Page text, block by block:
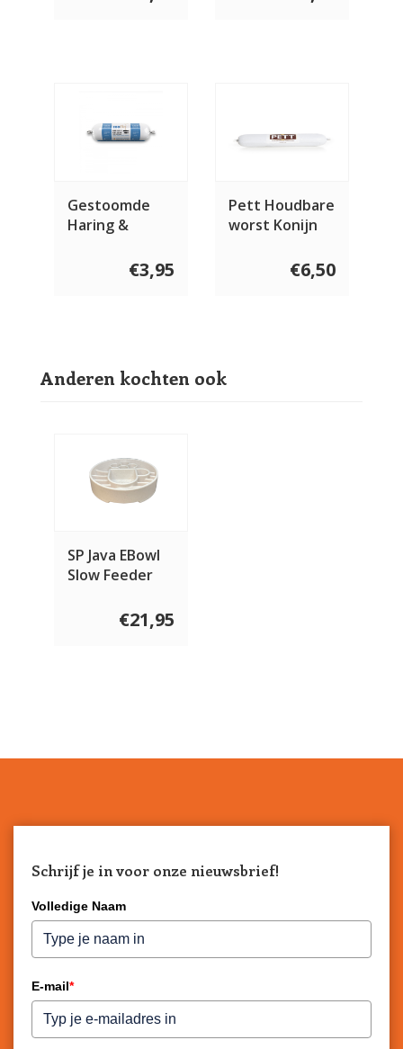
Gestoomde
Haring &
Compleet 600
€3,95
Pett Houdbare
worst Konijn
€6,50
Anderen kochten ook
SP Java EBowl
Slow Feeder
€21,95
Schrijf je in voor onze nieuwsbrief!
Volledige Naam
E-mail*